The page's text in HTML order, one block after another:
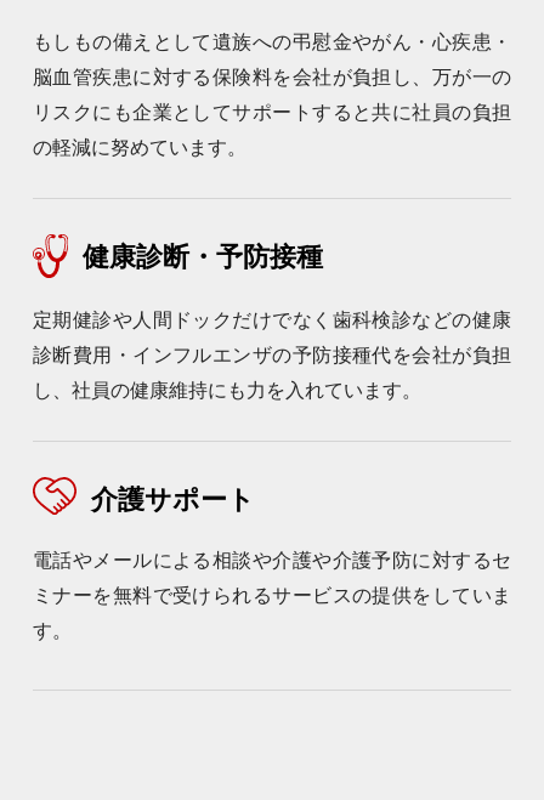
もしもの備えとして遺族への弔慰金やがん・心疾患・
脳血管疾患に対する保険料を会社が負担し、万が一の
リスクにも企業としてサポートすると共に社員の負担
の軽減に努めています。
健康診断・予防接種
定期健診や人間ドックだけでなく歯科検診などの健康
診断費用・インフルエンザの予防接種代を会社が負担
し、社員の健康維持にも力を入れています。
介護サポート
電話やメールによる相談や介護や介護予防に対するセ
ミナーを無料で受けられるサービスの提供をしていま
す。